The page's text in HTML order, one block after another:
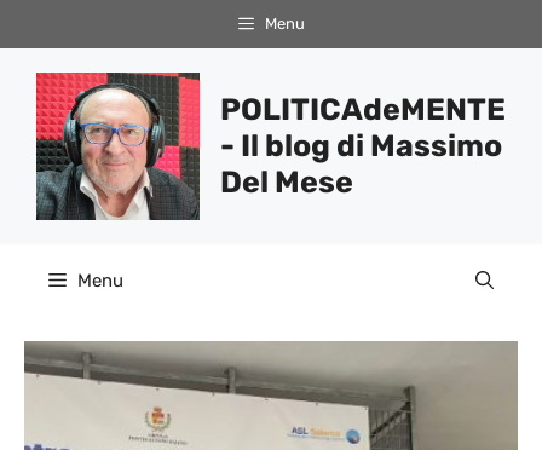
al
contenuto
Menu
POLITICAdeMENTE
- Il blog di Massimo
Del Mese
Menu